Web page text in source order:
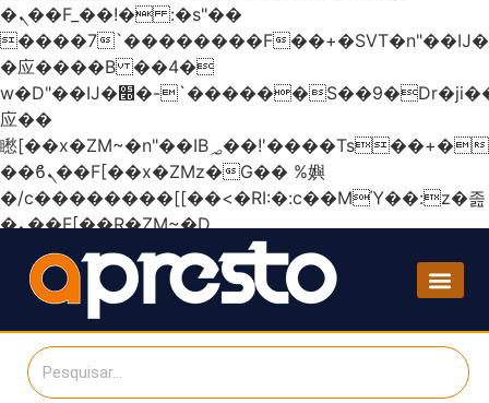
�ܢ��F_��!� :�s"��
����7`��������F
�应����B ��4�
w�D"��IJ�׭�-`������S��9�Dr�ji��EJ߅��gJ�
应��
矁[��x�ZM~�n"��IB؃��!'����Тѕ��+��(m��IK�ʭ�/|
��ϐܢ��F[��x�ZMz�G�� %嬩
�/c��������[[��<�RI:�:c��MΎ��:z�졾
�ܢ��F[��R�ZM~�D